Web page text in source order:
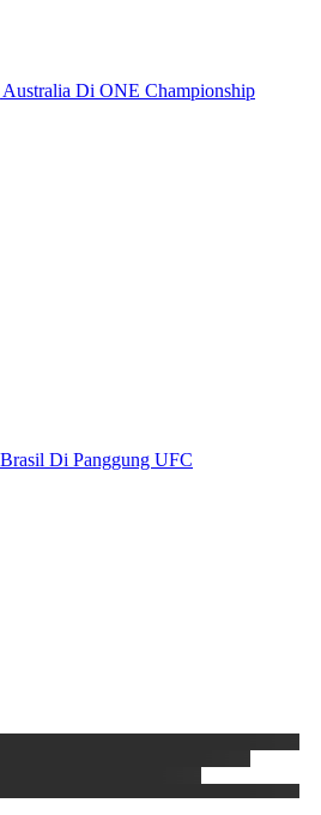
Australia Di ONE Championship
Di Panggung UFC